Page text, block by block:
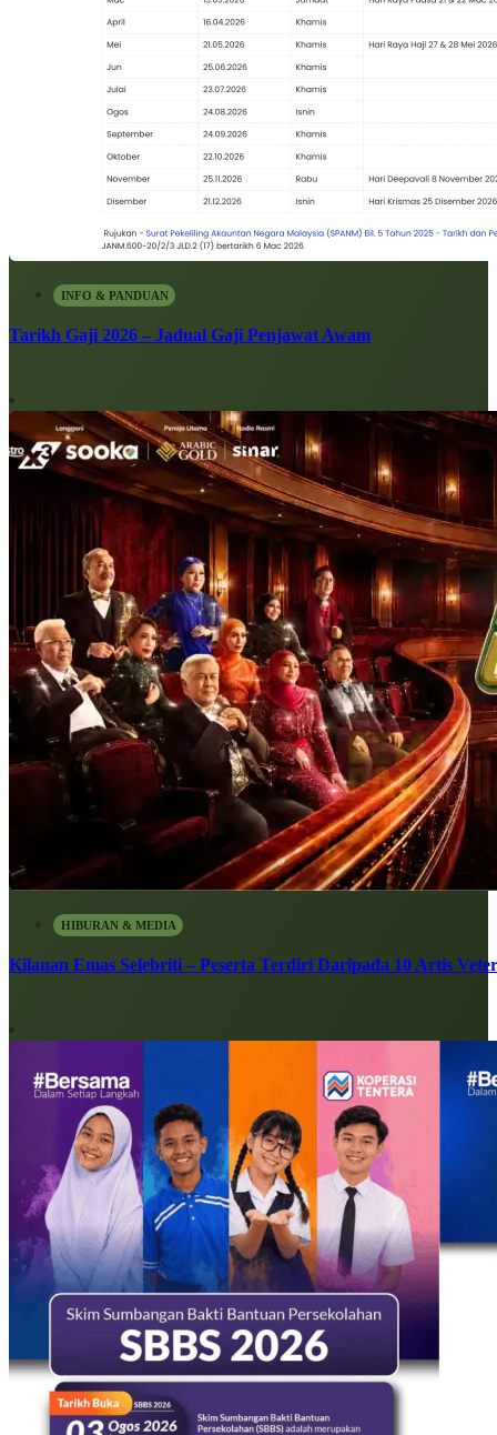
INFO & PANDUAN
Tarikh Gaji 2026 – Jadual Gaji Penjawat Awam
HIBURAN & MEDIA
Kilauan Emas Selebriti – Peserta Terdiri Daripada 10 Artis